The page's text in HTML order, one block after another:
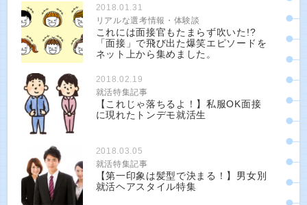
2018.01.31
リアルな選考情報・体験談
これには面接官もたまらず吹いた!?
「面接」で飛び出た爆笑エピソードを
ネット上から集めました。
2018.02.19
就活特集記事
【これじゃ落ちるよ！】私服OK面接
に現れたトンデモ就活生
2018.03.05
就活特集記事
【第一印象は髪型で決まる！】男女別
就活ヘアスタイル特集